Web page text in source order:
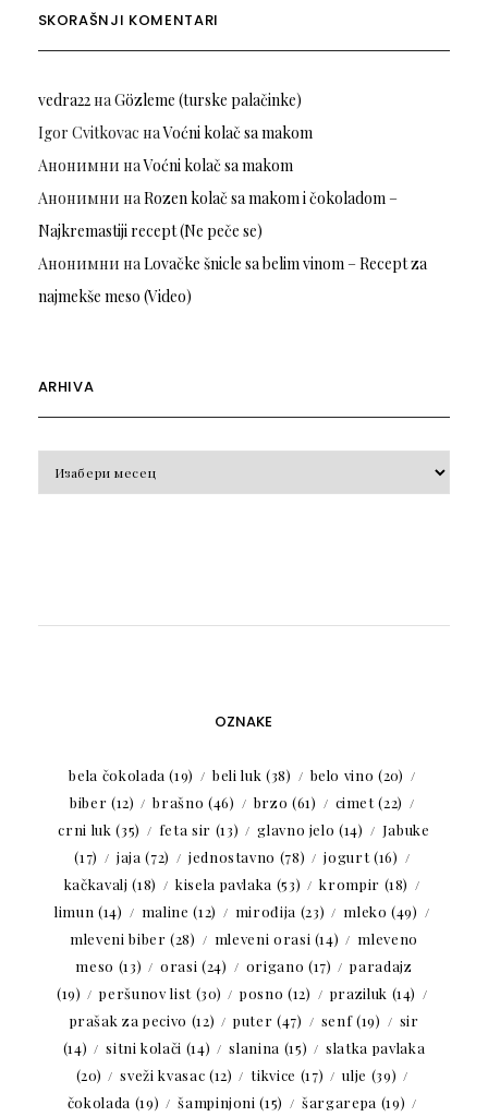
SKORAŠNJI KOMENTARI
vedra22наGözleme (turske palačinke)
Igor Cvitkovac наVoćni kolač sa makom
Анонимни наVoćni kolač sa makom
Анонимни наRozen kolač sa makom i čokoladom –
Najkremastiji recept (Ne peče se)
Анонимни наLovačke šnicle sa belim vinom – Recept za
najmekše meso (Video)
ARHIVA
OZNAKE
bela čokolada (19) beli luk (38) belo vino (20)
biber (12) brašno (46) brzo (61) cimet(22)
crni luk (35) feta sir (13) glavno jelo (14)
Jabuke
(17)
jaja (72) jednostavno (78) jogurt(16)
kačkavalj (18) kisela pavlaka (53) krompir (18)
limun (14) maline (12) mirođija (23) mleko (49)
mleveni biber (28) mleveni orasi (14)
mleveno
meso (13) orasi (24) origano (17)
paradajz
(19)
peršunov list(30) posno (12) praziluk (14)
prašak za pecivo (12) puter (47) senf(19)
sir
(14)
sitni kolači (14) slanina (15)
slatka pavlaka
(20)
sveži kvasac (12) tikvice (17) ulje (39)
čokolada (19) šampinjoni (15) šargarepa (19)